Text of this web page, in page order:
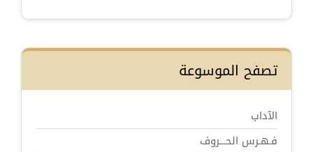
تصفح الموسوعة
الآداب
فـهـرس الحـــروف